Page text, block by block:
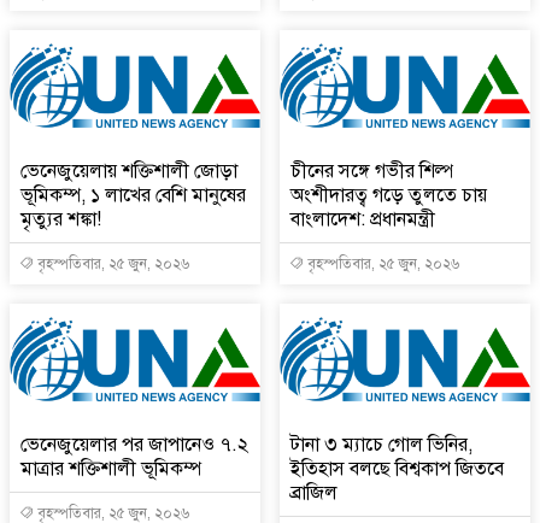
ভেনেজুয়েলায় শক্তিশালী জোড়া
ভূমিকম্প, ১ লাখের বেশি মানুষের
মৃত্যুর শঙ্কা!
বৃহস্পতিবার, ২৫ জুন, ২০২৬
চীনের সঙ্গে গভীর শিল্প
অংশীদারত্ব গড়ে তুলতে চায়
বাংলাদেশ: প্রধানমন্ত্রী
বৃহস্পতিবার, ২৫ জুন, ২০২৬
ভেনেজুয়েলার পর জাপানেও ৭.২
মাত্রার শক্তিশালী ভূমিকম্প
বৃহস্পতিবার, ২৫ জুন, ২০২৬
টানা ৩ ম্যাচে গোল ভিনির,
ইতিহাস বলছে বিশ্বকাপ জিতবে
ব্রাজিল